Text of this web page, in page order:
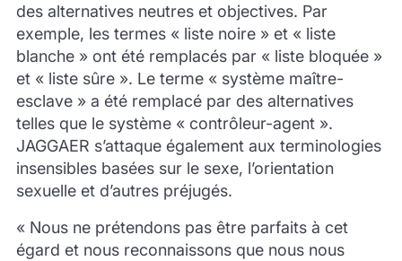
des alternatives neutres et objectives. Par
exemple, les termes « liste noire » et « liste
blanche » ont été remplacés par « liste bloquée »
et « liste sûre ». Le terme « système maître-
esclave » a été remplacé par des alternatives
telles que le système « contrôleur-agent ».
JAGGAER s’attaque également aux terminologies
insensibles basées sur le sexe, l’orientation
sexuelle et d’autres préjugés.
« Nous ne prétendons pas être parfaits à cet
égard et nous reconnaissons que nous nous